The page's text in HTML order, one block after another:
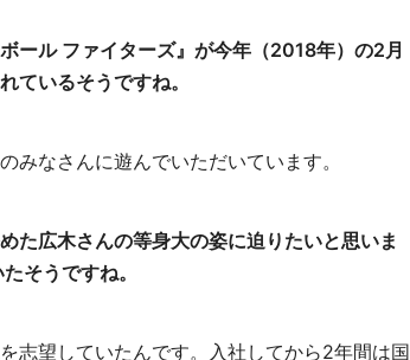
ル ファイターズ』が今年（2018年）の2月
ているそうですね。
みなさんに遊んでいただいています。
広木さんの等身大の姿に迫りたいと思いま
そうですね。
志望していたんです。入社してから2年間は国